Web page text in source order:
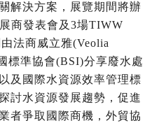
解決方案，展覽期間將辦
商發表會及3場TIWW
法商威立雅(Veolia
標準協會(BSI)分享廢水處
及國際水資源效率管理標
討水資源發展趨勢，促進
者爭取國際商機，外貿協